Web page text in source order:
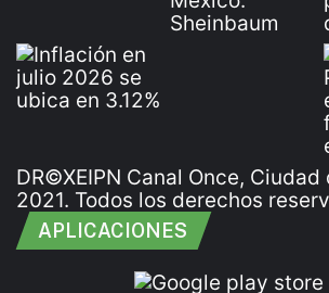
DR©XEIPN Canal Once, Ciudad
2021. Todos los derechos
APLICACIONES